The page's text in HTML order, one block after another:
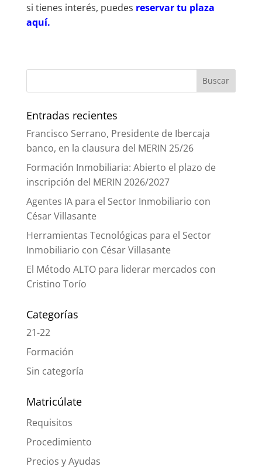
si tienes interés, puedes reservar tu plaza
aquí.
Entradas recientes
Francisco Serrano, Presidente de Ibercaja
banco, en la clausura del MERIN 25/26
Formación Inmobiliaria: Abierto el plazo de
inscripción del MERIN 2026/2027
Agentes IA para el Sector Inmobiliario con
César Villasante
Herramientas Tecnológicas para el Sector
Inmobiliario con César Villasante
El Método ALTO para liderar mercados con
Cristino Torío
Categorías
21-22
Formación
Sin categoría
Matricúlate
Requisitos
Procedimiento
Precios y Ayudas